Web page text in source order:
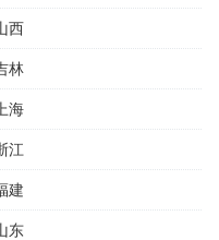
西
林
上海
江
建
东